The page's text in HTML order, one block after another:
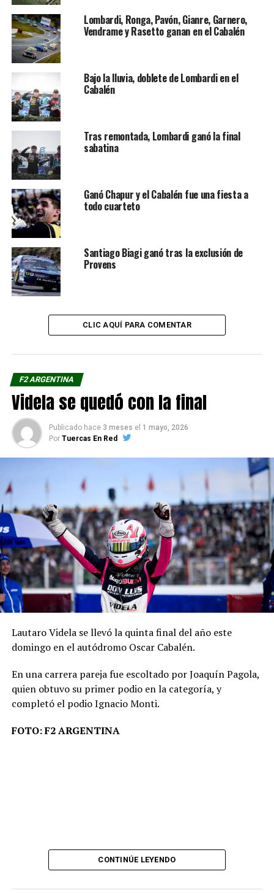
Lombardi, Ronga, Pavón, Gianre, Garnero,
Vendrame y Rasetto ganan en el Cabalén
Bajo la lluvia, doblete de Lombardi en el
Cabalén
Tras remontada, Lombardi ganó la final
sabatina
Ganó Chapur y el Cabalén fue una fiesta a
todo cuarteto
Santiago Biagi ganó tras la exclusión de
Provens
CLIC AQUÍ PARA COMENTAR
F2 ARGENTINA
Videla se quedó con la final
Publicado hace 3 meses el 1 mayo, 2026
Por Tuercas En Red
Lautaro Videla se llevó la quinta final del año este
domingo en el autódromo Oscar Cabalén.
En una carrera pareja fue escoltado por Joaquín Pagola,
quien obtuvo su primer podio en la categoría, y
completó el podio Ignacio Monti.
FOTO: F2 ARGENTINA
CONTINÚE LEYENDO